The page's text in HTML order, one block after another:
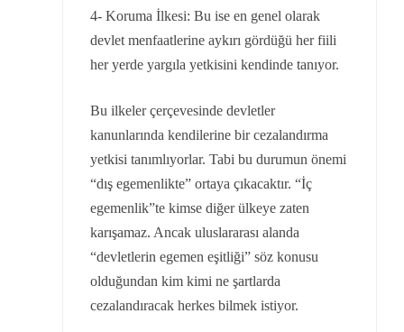
4- Koruma İlkesi: Bu ise en genel olarak
devlet menfaatlerine aykırı gördüğü her fiili
her yerde yargıla yetkisini kendinde tanıyor.
Bu ilkeler çerçevesinde devletler
kanunlarında kendilerine bir cezalandırma
yetkisi tanımlıyorlar. Tabi bu durumun önemi
“dış egemenlikte” ortaya çıkacaktır. “İç
egemenlik”te kimse diğer ülkeye zaten
karışamaz. Ancak uluslararası alanda
“devletlerin egemen eşitliği” söz konusu
olduğundan kim kimi ne şartlarda
cezalandıracak herkes bilmek istiyor.